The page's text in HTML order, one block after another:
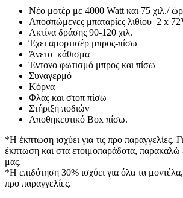
Νέο μοτέρ με 4000 Watt και 75 χιλ./
Αποσπώμενες μπαταρίες λιθίου 2 x
Ακτίνα δράσης 90-120 χιλ.
Έχει αμορτισέρ μπρος-πίσω
Άνετο κάθισμα
Έντονο φωτισμό μπρος και πίσω
Συναγερμό
Κόρνα
Φλας και στοπ πίσω
Στήριξη ποδιών
Αποθηκευτικό Box πίσω.
*Η έκπτωση ισχύει για τις προ παραγγελίες.
έκπτωση και στα ετοιμοπαράδοτα, παρακαλώ
μας.
*Η επιδότηση 30% ισχύει για όλα τα
προ παραγγελίες.